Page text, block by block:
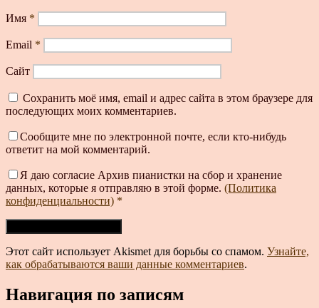
Имя *
Email *
Сайт
Сохранить моё имя, email и адрес сайта в этом браузере для
последующих моих комментариев.
Сообщите мне по электронной почте, если кто-нибудь
ответит на мой комментарий.
Я даю согласие Архив пианистки на сбор и хранение
данных, которые я отправляю в этой форме. (Политика
конфиденциальности) *
Этот сайт использует Akismet для борьбы со спамом. Узнайте,
как обрабатываются ваши данные комментариев.
Навигация по записям